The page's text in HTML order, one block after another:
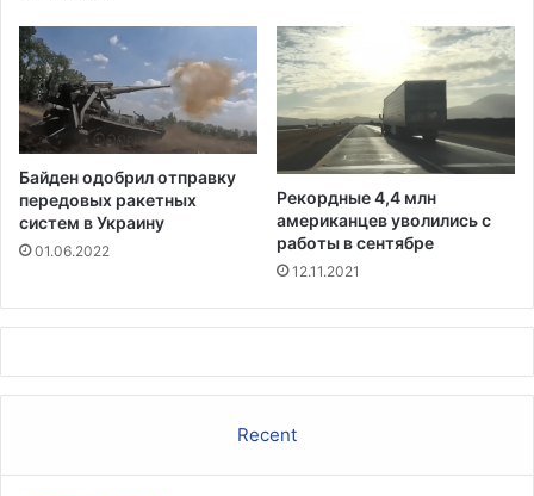
о
в
ж
д
у
п
р
т
е
т
ю
Байден одобрил отправку
передовых ракетных
систем в Украину
01.06.2022
Рекордные 4,4 млн
американцев уволились с
работы в сентябре
12.11.2021
Recent